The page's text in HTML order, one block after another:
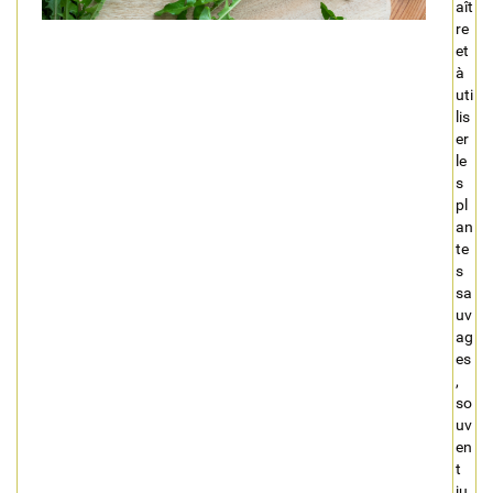
aît
re
et
à
uti
lis
er
le
s
pl
an
te
s
sa
uv
ag
es
,
so
uv
en
t